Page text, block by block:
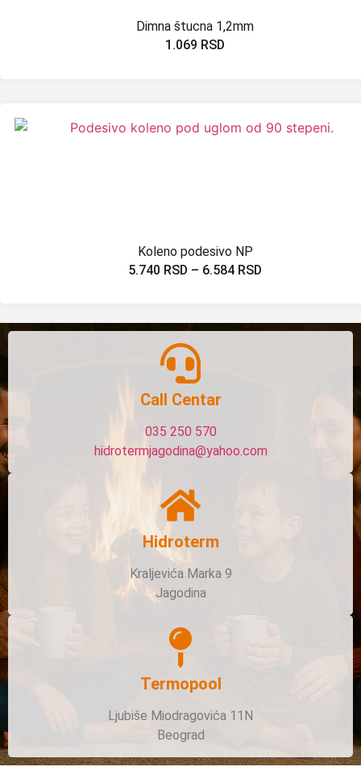
Dimna štucna 1,2mm
1.069 RSD
Koleno podesivo NP
5.740 RSD – 6.584 RSD
Call Centar
035 250 570
hidrotermjagodina@yahoo.com
Hidroterm
Kraljevića Marka 9
Jagodina
Termopool
Ljubiše Miodragovića 11N
Beograd